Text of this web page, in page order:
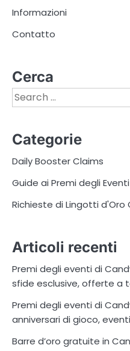
Informazioni
Contatto
Cerca
Search
for:
Categorie
Daily Booster Claims
Guide ai Premi degli Eventi
Richieste di Lingotti d'Oro
Articoli recenti
Premi degli eventi di
sfide esclusive, offerte a
Premi degli eventi di
anniversari di gioco,
Barre d’oro gratuite in